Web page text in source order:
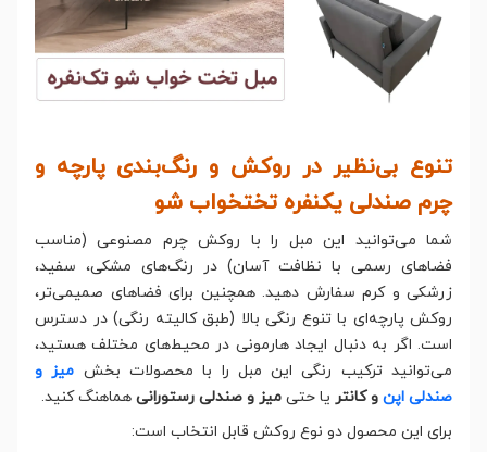
تنوع بی‌نظیر در روکش و رنگ‌بندی پارچه و
چرم صندلی یکنفره تختخواب شو
شما می‌توانید این مبل را با روکش چرم مصنوعی (مناسب
فضاهای رسمی با نظافت آسان) در رنگ‌های مشکی، سفید،
زرشکی و کرم سفارش دهید. همچنین برای فضاهای صمیمی‌تر،
روکش پارچه‌ای با تنوع رنگی بالا (طبق کالیته رنگی) در دسترس
است. اگر به دنبال ایجاد هارمونی در محیط‌های مختلف هستید،
می‌توانید ترکیب رنگی این مبل را با محصولات بخش میز و
صندلی اپن و کانتر یا حتی میز و صندلی رستورانی هماهنگ کنید.
برای این محصول دو نوع روکش قابل انتخاب است: